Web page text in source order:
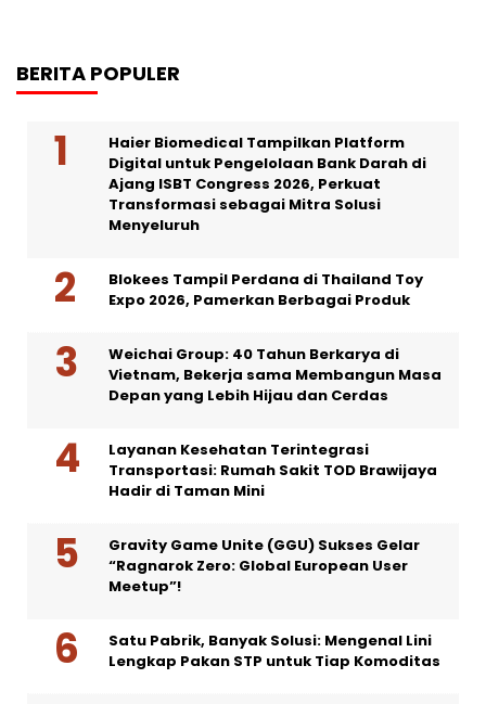
BERITA POPULER
Haier Biomedical Tampilkan Platform
Digital untuk Pengelolaan Bank Darah di
Ajang ISBT Congress 2026, Perkuat
Transformasi sebagai Mitra Solusi
Menyeluruh
Blokees Tampil Perdana di Thailand Toy
Expo 2026, Pamerkan Berbagai Produk
Weichai Group: 40 Tahun Berkarya di
Vietnam, Bekerja sama Membangun Masa
Depan yang Lebih Hijau dan Cerdas
Layanan Kesehatan Terintegrasi
Transportasi: Rumah Sakit TOD Brawijaya
Hadir di Taman Mini
Gravity Game Unite (GGU) Sukses Gelar
“Ragnarok Zero: Global European User
Meetup”!
Satu Pabrik, Banyak Solusi: Mengenal Lini
Lengkap Pakan STP untuk Tiap Komoditas